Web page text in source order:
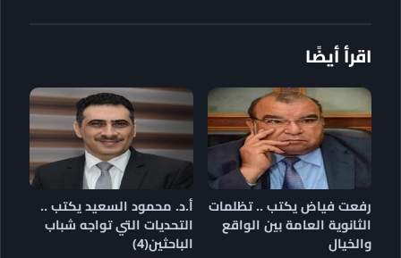
اقرأ أيضًا
رفعت فياض يكتب .. تظلمات
الثانوية العامة بين الواقع
والخيال
أ.د. محمود السعيد يكتب ..
التحديات التي تواجه شباب
الباحثين(4)